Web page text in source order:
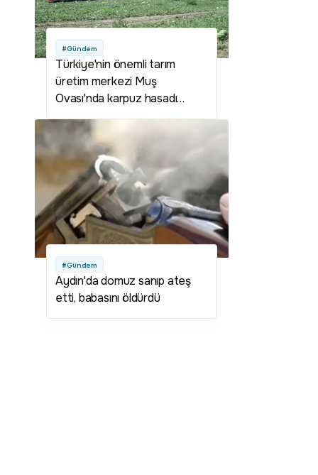
#Gündem
Türkiye'nin önemli tarım
üretim merkezi Muş
Ovası'nda karpuz hasadı
hedefleniyor
#Gündem
Aydın'da domuz sanıp ateş
etti, babasını öldürdü